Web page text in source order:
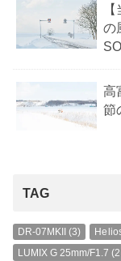
の
高
節
TAG
DR-07MKII (3)
LUMIX G 25mm/F1.7